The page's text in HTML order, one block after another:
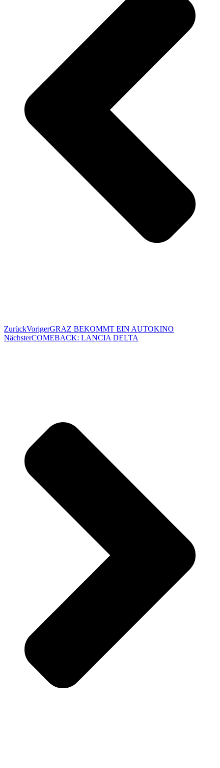
ZurückVorigerGRAZ BEKOMMT EIN AUTOKINO
NächsterCOMEBACK: LANCIA DELTA